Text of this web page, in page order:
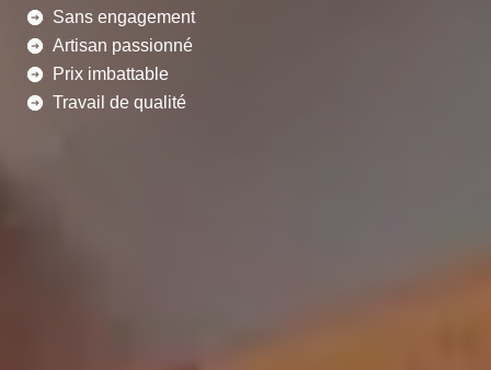
Sans engagement
Artisan passionné
Prix imbattable
Travail de qualité